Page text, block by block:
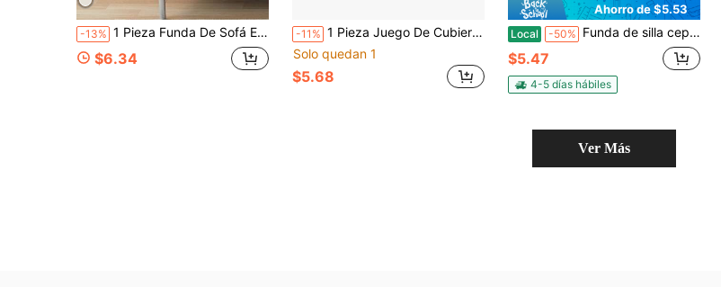
-13% 1 Pieza Funda De Sofá Elástica Para Otoño E Invierno, Protectores De Descansabrazos, Técnica De Tejido De Tela Sólida, Antiadherente Y Cubierta De Cojín Completa, Fácil De Limpiar Y Resistente Al Polvo Y La Suciedad
$6.34
-11% 1 Pieza Juego De Cubiertas Para Silla Con Nueva Decoración Navideña, Cubierta De Mesa Y Silla Gris Estilo Caricatura, Creativa Cubierta Para Silla Impresa De Navidad, Decoración Navideña
Solo quedan 1
$5.68
Ahorro de $5.53
Local -50% Funda de silla cepillada de color liso de alta elasticidad (4 unidades), sencilla, suave y cómoda, resistente al polvo y a las manchas, ideal para sillas de comedor, oficina y decoración del hogar.
$5.47
4-5 días hábiles
Ver Más